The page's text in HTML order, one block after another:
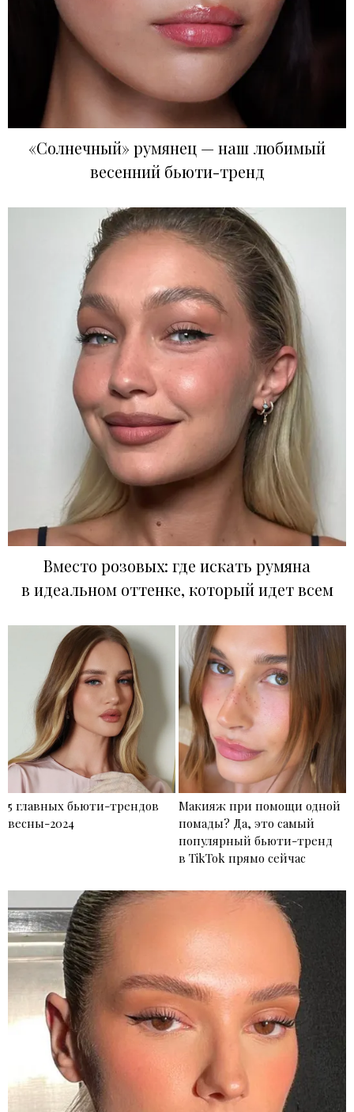
«Солнечный» румянец — наш любимый
весенний бьюти-тренд
Вместо розовых: где искать румяна
в идеальном оттенке, который идет всем
5 главных бьюти-трендов
весны-2024
Макияж при помощи одной
помады? Да, это самый
популярный бьюти-тренд
в TikTok прямо сейчас